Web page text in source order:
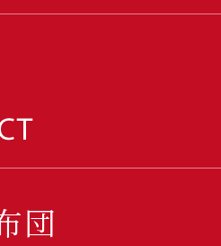
団